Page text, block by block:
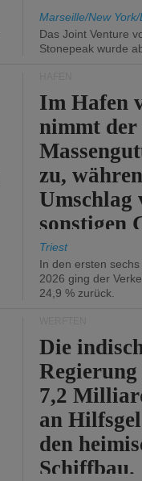
Marseille/New
Das Joint Venture
Stonepeak wurde
Im Hafen
nimmt der
zu,
Umschlag
sonstigen
abnimmt.
Triest
In den ersten
2026 ging der
24,9 % zurück.
Die
7,2
an
den
Schiffbau.